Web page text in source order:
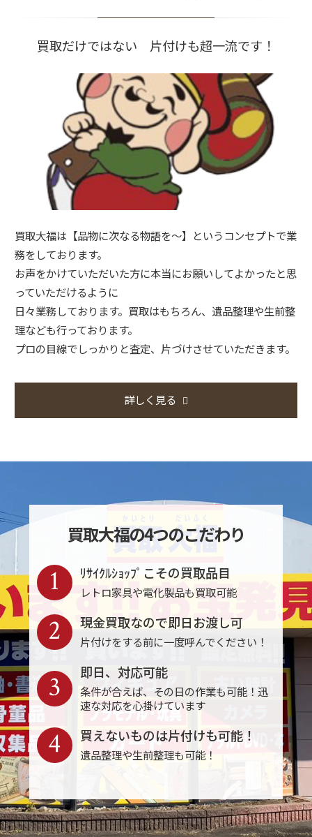
買取だけではない 片付けも超一流です！
買取大福は【品物に次なる物語を～】というコンセプトで業
務をしております。
お声をかけていただいた方に本当にお願いしてよかったと思
っていただけるように
日々業務しております。買取はもちろん、遺品整理や生前整
理なども行っております。
プロの目線でしっかりと査定、片づけさせていただきます。
詳しく見る
買取大福の4つのこだわり
ﾘｻｲｸﾙｼｮｯﾌﾟこその買取品目
レトロ家具や電化製品も買取可能
1
現金買取なので即日お渡し可
片付けをする前に一度呼んでください！
2
即日、対応可能
条件が合えば、その日の作業も可能！迅
速な対応を心掛けています
3
買えないものは片付けも可能！
遺品整理や生前整理も可能！
4